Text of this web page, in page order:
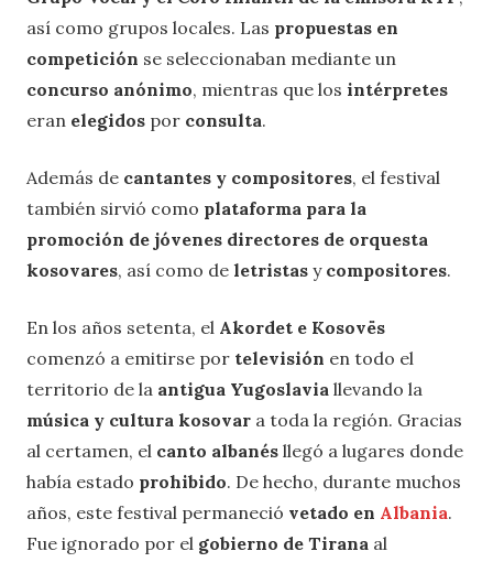
así como grupos locales. Las propuestas en
competición se seleccionaban mediante un
concurso anónimo, mientras que los intérpretes
eran elegidos por consulta.
Además de cantantes y compositores, el festival
también sirvió como plataforma para la
promoción de jóvenes directores de orquesta
kosovares, así como de letristas y compositores.
En los años setenta, el Akordet e Kosovës
comenzó a emitirse por televisión en todo el
territorio de la antigua Yugoslavia llevando la
música y cultura kosovar a toda la región. Gracias
al certamen, el canto albanés llegó a lugares donde
había estado prohibido. De hecho, durante muchos
años, este festival permaneció vetado en Albania.
Fue ignorado por el gobierno de Tirana al